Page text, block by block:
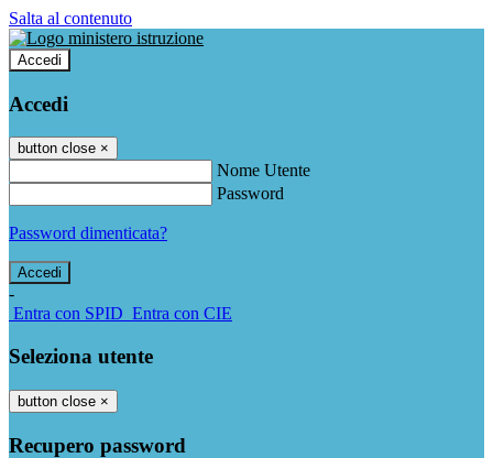
Salta al contenuto
Accedi
Accedi
button close ×
Nome Utente
Password
Password dimenticata?
-
Entra con SPID Entra con CIE
Seleziona utente
button close ×
Recupero password